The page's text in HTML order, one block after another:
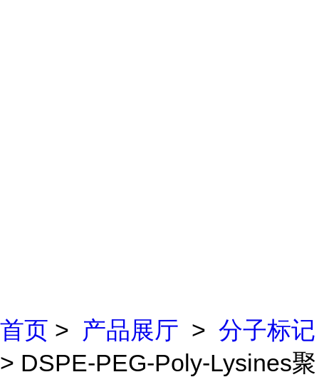
首页 > 产品展厅 > 分子标记
> DSPE-PEG-Poly-Lysines聚